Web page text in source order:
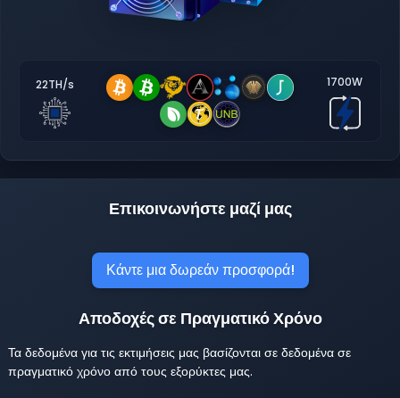
22TH/s 1700W
Επικοινωνήστε μαζί μας
Κάντε μια δωρεάν προσφορά!
Αποδοχές σε Πραγματικό Χρόνο
Τα δεδομένα για τις εκτιμήσεις μας βασίζονται σε δεδομένα σε
πραγματικό χρόνο από τους εξορύκτες μας.